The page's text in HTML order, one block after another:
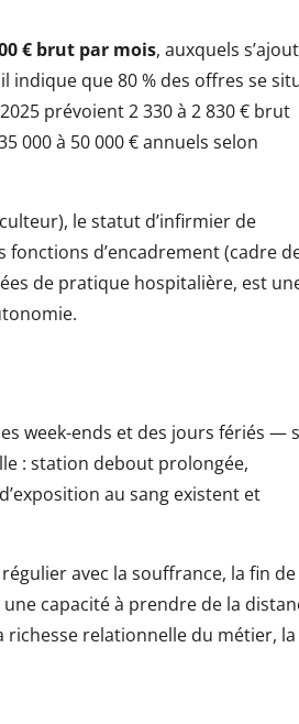
€ brut par mois, auxquels
indique que 80 % des offres se
prévoient 2 330 à 2 830 € brut
000 à 50 000 € annuels selon
le statut d’infirmier de
d’encadrement (cadre
de pratique hospitalière, est
week-ends et des jours fériés —
: station debout prolongée,
au sang existent et
avec la souffrance, la fin de
capacité à prendre de la
relationnelle du métier, la